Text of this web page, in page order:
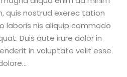
quis nostrud exerec tation
laboris nis aliquip commodo
Duis aute irure dolor in
in voluptate velit esse